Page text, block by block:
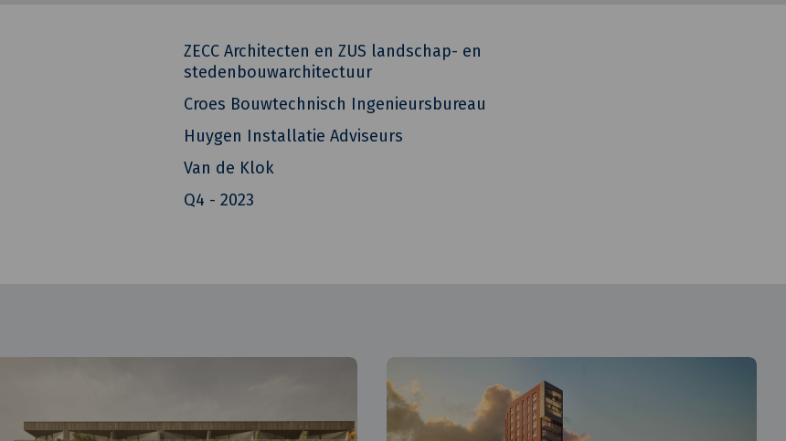
ZECC Architecten en ZUS landschap- en
stedenbouwarchitectuur
Croes Bouwtechnisch Ingenieursbureau
Huygen Installatie Adviseurs
Van de Klok
Q4 - 2023